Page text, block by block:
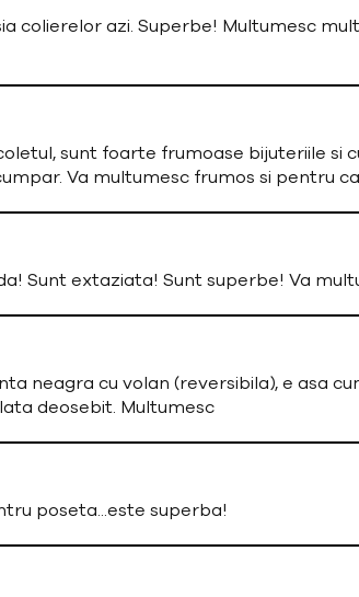
colierelor azi. Superbe! Multumesc
sunt foarte frumoase bijuteriile si
Va multumesc frumos si pentru
Sunt extaziata! Sunt superbe! Va
neagra cu volan (reversibila), e asa
deosebit. Multumesc
poseta...este superba!